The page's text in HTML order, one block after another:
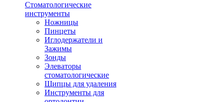
Стоматологические
инструменты
Ножницы
Пинцеты
Иглодержатели и
Зажимы
Зонды
Элеваторы
стоматологические
Щипцы для удаления
Инструменты для